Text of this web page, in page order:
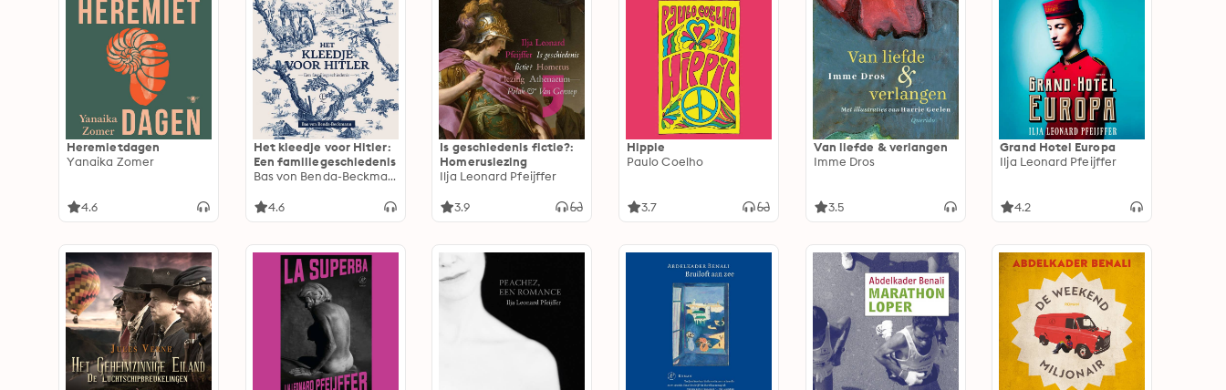
Heremietdagen
Yanaika Zomer
4.6
Het kleedje voor Hitler:
Een familiegeschiedenis
Bas von Benda-Beckmann
4.6
Is geschiedenis fictie?:
Homeruslezing
Ilja Leonard Pfeijffer
3.9
Hippie
Paulo Coelho
3.7
Van liefde & verlangen
Imme Dros
3.5
Grand Hotel Europa
Ilja Leonard Pfeijffer
4.2